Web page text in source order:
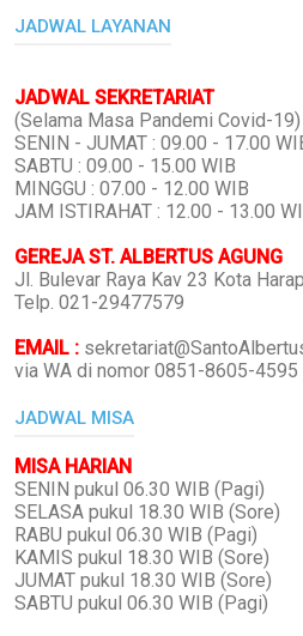
JADWAL LAYANAN
JADWAL SEKRETARIAT
(Selama Masa Pandemi Covid-19)
SENIN - JUMAT : 09.00 - 17.00
SABTU : 09.00 - 15.00 WIB
MINGGU : 07.00 - 12.00 WIB
JAM ISTIRAHAT : 12.00 - 13.00
GEREJA ST. ALBERTUS AGUNG
Jl. Bulevar Raya Kav 23 Kota
Telp. 021-29477579
EMAIL :
via WA di nomor 0851-8605-4595
JADWAL MISA
MISA HARIAN
SENIN pukul 06.30 WIB (Pagi)
SELASA pukul 18.30 WIB (Sore)
RABU pukul 06.30 WIB (Pagi)
KAMIS pukul 18.30 WIB (Sore)
JUMAT pukul 18.30 WIB (Sore)
SABTU pukul 06.30 WIB (Pagi)